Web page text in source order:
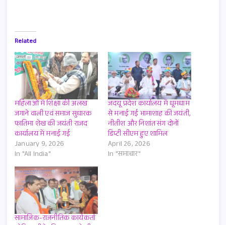
Related
महिलाओं में शिक्षा की अलख
जगाने वाली एवं समाज सुधारक
फातिमा शेख की जयंती राजद
कार्यालय में मनाई गई
January 9, 2026
In "All India"
जदयू प्रदेश कार्यालय में धूमधाम
से मनाई गई भामाशाह की जयंती,
नीतीश और निशांत संग दोनों
डिप्टी सीएम हुए शामिल
April 26, 2026
In "समाचार"
सामाजिक-राजनीतिक कार्यकर्ता